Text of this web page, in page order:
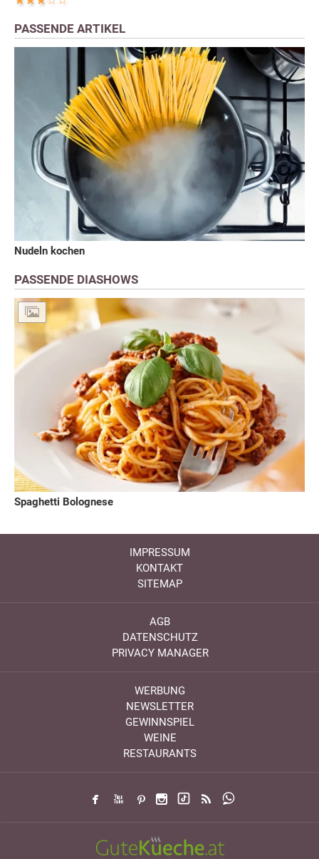
PASSENDE ARTIKEL
Nudeln kochen
PASSENDE DIASHOWS
Spaghetti Bolognese
IMPRESSUM
KONTAKT
SITEMAP
AGB
DATENSCHUTZ
PRIVACY MANAGER
WERBUNG
NEWSLETTER
GEWINNSPIEL
WEINE
RESTAURANTS